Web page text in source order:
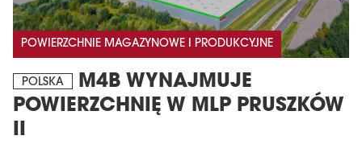
POWIERZCHNIE MAGAZYNOWE I PRODUKCYJNE
POLSKA
M4B WYNAJMUJE
POWIERZCHNIĘ W MLP PRUSZKÓW
II